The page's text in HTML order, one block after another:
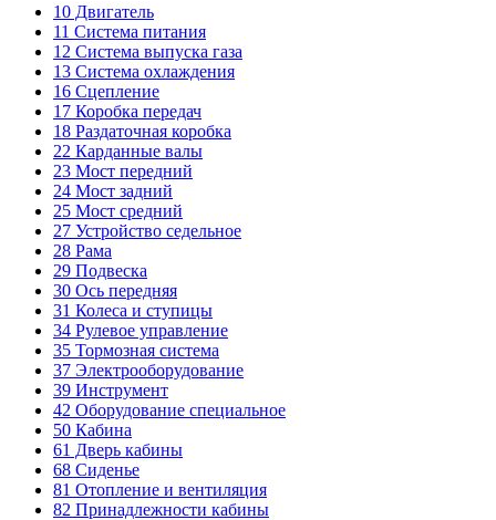
10 Двигатель
11 Система питания
12 Система выпуска газа
13 Система охлаждения
16 Сцепление
17 Коробка передач
18 Раздаточная коробка
22 Карданные валы
23 Мост передний
24 Мост задний
25 Мост средний
27 Устройство седельное
28 Рама
29 Подвеска
30 Ось передняя
31 Колеса и ступицы
34 Рулевое управление
35 Тормозная система
37 Электрооборудование
39 Инструмент
42 Оборудование специальное
50 Кабина
61 Дверь кабины
68 Сиденье
81 Отопление и вентиляция
82 Принадлежности кабины